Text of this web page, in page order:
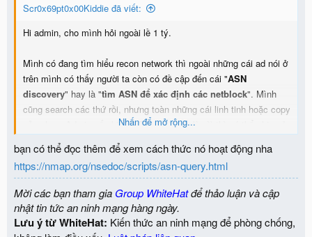
Scr0x69pt0x00Kiddie đã viết:
Hi admin, cho mình hỏi ngoài lề 1 tý.
Mình có đang tìm hiểu recon network thì ngoài những cái ad nói ở
trên mình có thấy người ta còn có đề cập đến cái "ASN
discovery" hay là "tìm ASN để xác định các netblock". Mình
cũng search các thứ rồi, nhưng toàn những cái linh tinh hoặc copy
của nhau. Admin nếu biết (ASN, netblock là gì) thì có thể chia sẻ
Nhấn để mở rộng...
bạn có thể đọc thêm để xem cách thức nó hoạt động nha
https://nmap.org/nsedoc/scripts/asn-query.html
Mời các bạn tham gia Group WhiteHatđể thảo luận và cập
nhật tin tức an ninh mạng hàng ngày.
Lưu ý từ WhiteHat: Kiến thức an ninh mạng để phòng chống,